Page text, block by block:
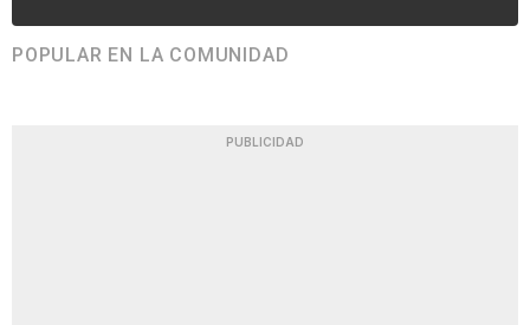
POPULAR EN LA COMUNIDAD
PUBLICIDAD